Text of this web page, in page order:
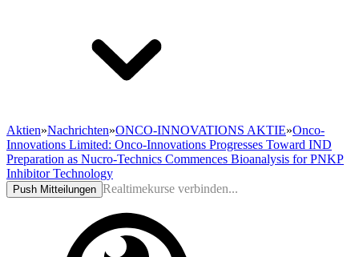
Aktien»Nachrichten»ONCO-INNOVATIONS AKTIE»Onco-
Innovations Limited: Onco-Innovations Progresses Toward IND
Preparation as Nucro-Technics Commences Bioanalysis for PNKP
Inhibitor Technology
Push Mitteilungen Realtimekurse verbinden...